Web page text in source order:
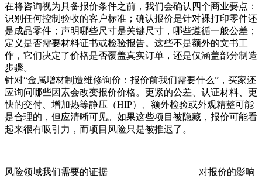
在将咨询视为具备报价条件之前，我们会确认四个商业要点：
识别任何控制验收的客户标准；确认报价是针对裸打印零件还
是成品零件；声明哪些尺寸是关键尺寸，哪些遵循一般公差；
定义是否需要材料证书或检验报告。这些不是额外的文书工
作，它们决定了价格是否覆盖真实订单，还是仅涵盖部分制造
步骤。
针对“金属增材制造维修询价：报价前我们需要什么”，买家还
应询问哪些因素会改变报价价格。更紧的公差、认证材料、更
快的交付、增加热等静压（HIP）、额外检验或外观精整可能
是合理的，但应清晰可见。如果这些项目被隐藏，报价可能看
起来很有吸引力，而项目风险只是被推迟了。
风险领域我们需要的证据
对报价的影响